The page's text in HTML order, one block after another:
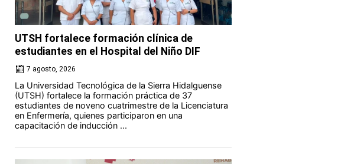
UTSH fortalece formación clínica de
estudiantes en el Hospital del Niño DIF
7 agosto, 2026
La Universidad Tecnológica de la Sierra Hidalguense
(UTSH) fortalece la formación práctica de 37
estudiantes de noveno cuatrimestre de la Licenciatura
en Enfermería, quienes participaron en una
capacitación de inducción ...